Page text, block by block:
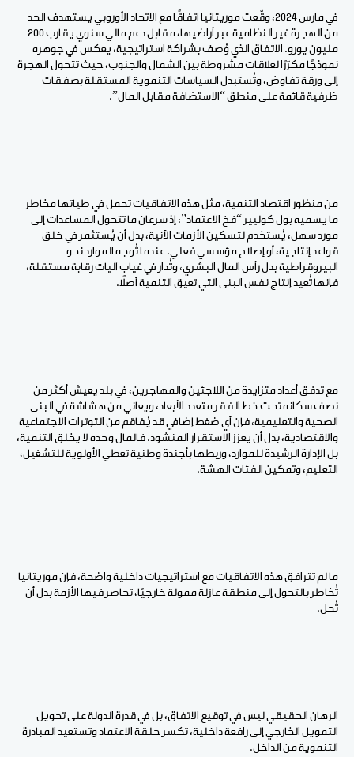
في مارس 2024، وقّعت موريتانيا اتفاقًا مع الاتحاد الأوروبي يستهدف الحد
من الهجرة غير النظامية عبر أراضيها، مقابل دعم مالي سنوي يقارب 200
مليون يورو. الاتفاق الذي وُصف بشراكة استراتيجية، يعكس في جوهره
نموذجًا مكرّرًا لعلاقات مشروطة بين الشمال والجنوب، حيث تتحول الهجرة
إلى ورقة تفاوض، وتُستبدل السياسات التنموية المستقلة بصفقات
ظرفية قائمة على منطق “الاستضافة مقابل المال”.
من منظور اقتصاد التنمية، مثل هذه الاتفاقيات تحمل في طياتها مخاطر
ما يسميه بول كوليير “فخ الاعتماد”: إذ سرعان ما تتحول المساعدات إلى
مورد سهل، يُستخدم لتسكين الأزمات الآنية، بدل أن يُستثمر في خلق
قواعد إنتاجية، أو إصلاح مؤسسي فعلي. عندما تُوجه الموارد نحو
البيروقراطية بدل رأس المال البشري، وتُدار في غياب آليات رقابة مستقلة،
فإنها تُعيد إنتاج نفس البنى التي تعيق التنمية أصلاً.
مع تدفق أعداد متزايدة من اللاجئين والمهاجرين، في بلد يعيش أكثر من
نصف سكانه تحت خط الفقر متعدد الأبعاد، ويعاني من هشاشة في البنى
الصحية والتعليمية، فإن أي ضغط إضافي قد يُفاقم من التوترات الاجتماعية
والاقتصادية، بدل أن يعزز الاستقرار المنشود. فالمال وحده لا يخلق التنمية،
بل الإدارة الرشيدة للموارد، وربطها بأجندة وطنية تعطي الأولوية للتشغيل،
التعليم، وتمكين الفئات الهشة.
ما لم تترافق هذه الاتفاقيات مع استراتيجيات داخلية واضحة، فإن موريتانيا
تُخاطر بالتحول إلى منطقة عازلة ممولة خارجيًا، تحاصر فيها الأزمة بدل أن
تُحل.
الرهان الحقيقي ليس في توقيع الاتفاق، بل في قدرة الدولة على تحويل
التمويل الخارجي إلى رافعة داخلية، تكسر حلقة الاعتماد وتستعيد المبادرة
التنموية من الداخل.